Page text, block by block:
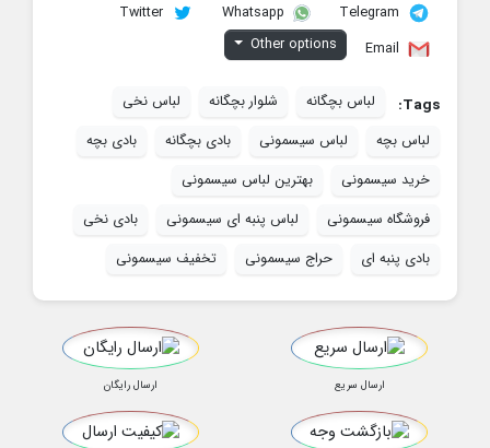
Telegram
Whatsapp
Twitter
Email
Other options
Tags: لباس بچگانه شلوار بچگانه
لباس نخی
لباس بچه
لباس سیسمونی بادی بچگانه
بادی بچه
خرید سیسمونی
بهترین لباس سیسمونی
فروشگاه سیسمونی
لباس پنبه ای سیسمونی
بادی نخی
بادی پنبه ای
حراج سیسمونی تخفیف سیسمونی
ارسال سریع ارسال رایگان